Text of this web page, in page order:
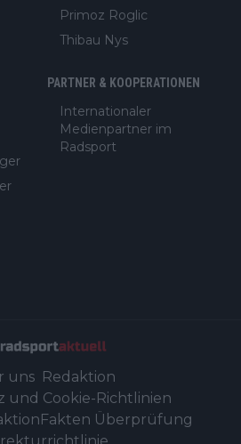
Primoz Roglic
Thibau Nys
PARTNER & KOOPERATIONEN
Internationaler
Medienpartner im
Radsport
uns Redaktion
und Cookie-Richtlinien
Fakten Überprüfung